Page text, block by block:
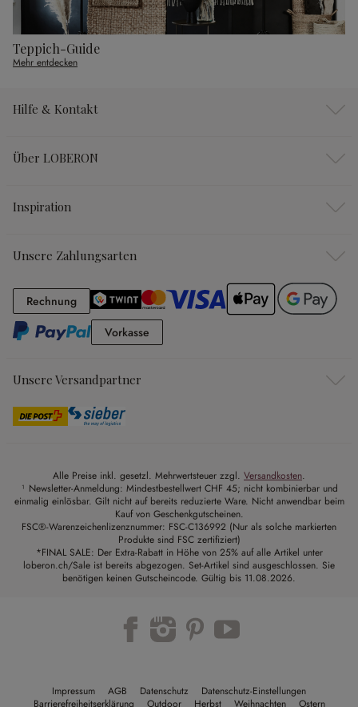
Teppich-Guide
Mehr entdecken
Hilfe & Kontakt
Über LOBERON
Inspiration
Unsere Zahlungsarten
RechnungRechnung
Vorkasse
Unsere Versandpartner
Alle Preise inkl. gesetzl. Mehrwertsteuer zzgl. Versandkosten.
¹ Newsletter-Anmeldung: Mindestbestellwert CHF 45; nicht kombinierbar und
einmalig einlösbar. Gilt nicht auf bereits reduzierte Ware. Nicht anwendbar beim
Kauf von Geschenkgutscheinen.
FSC®-Warenzeichenlizenznummer: FSC-C136992 (Nur als solche markierten
Produkte sind FSC zertifiziert)
*FINAL SALE: Der Extra-Rabatt in Höhe von 25% auf alle Artikel unter
loberon.ch/Sale ist bereits abgezogen. Set-Artikel sind ausgeschlossen. Sie
benötigen keinen Gutscheincode. Gültig bis 11.08.2026.
Impressum AGB Datenschutz
Datenschutz-Einstellungen
Barrierefreiheitserklärung
Outdoor Herbst Weihnachten Ostern